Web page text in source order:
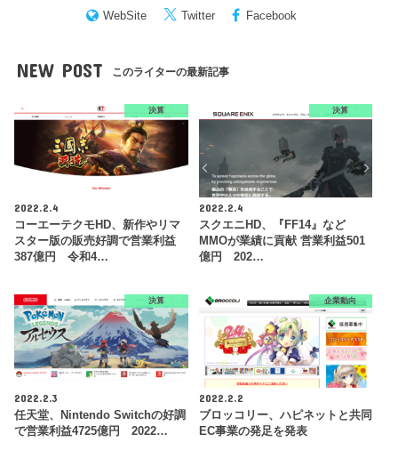
WebSite Twitter Facebook
NEW POST このライターの最新記事
決算
2022.2.4
コーエーテクモHD、新作やリマ
スター版の販売好調で営業利益
387億円 令和4…
決算
2022.2.4
スクエニHD、『FF14』など
MMOが業績に貢献 営業利益501
億円 202…
決算
2022.2.3
任天堂、Nintendo Switchの好調
で営業利益4725億円 2022…
企業動向
2022.2.2
ブロッコリー、ハピネットと共同
EC事業の発足を発表